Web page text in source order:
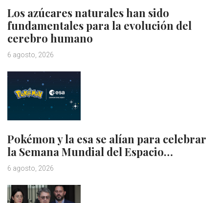
Los azúcares naturales han sido
fundamentales para la evolución del
cerebro humano
6 agosto, 2026
Pokémon y la esa se alían para celebrar
la Semana Mundial del Espacio…
6 agosto, 2026